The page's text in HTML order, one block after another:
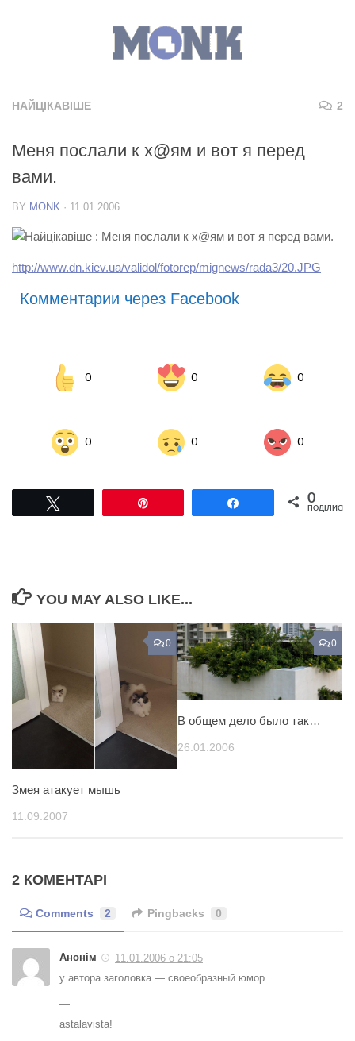
НАЙЦІКАВІШЕ 2
Меня послали к х@ям и вот я перед
вами.
BY MONK · 11.01.2006
http://www.dn.kiev.ua/validol/fotorep/mignews/rada3/20.JPG
Комментарии через Facebook
0 0 0
0 0 0
Поділитися0
ПОДІЛИСЬ
YOU MAY ALSO LIKE...
0
Змея атакует мышь
11.09.2007
0
В общем дело было так…
26.01.2006
2 КОМЕНТАРІ
Comments 2 Pingbacks 0
Анонім
11.01.2006 о 21:05
у автора заголовка — своеобразный юмор..
—
astalavista!